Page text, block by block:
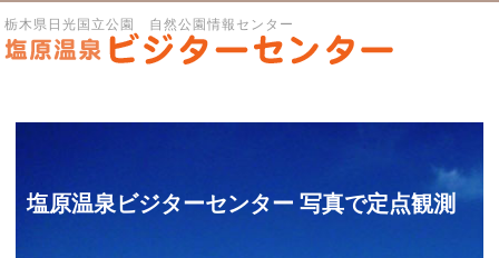
栃木県日光国立公園 自然公園情報センター
塩原温泉ビジターセンター 写真で定点観測